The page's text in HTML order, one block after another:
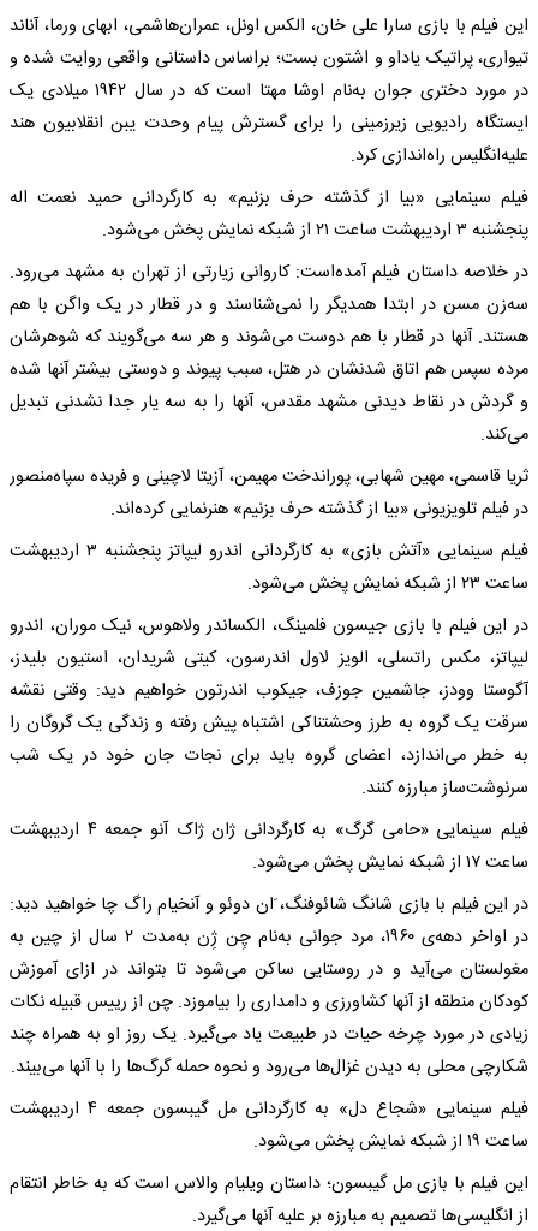
این فیلم با بازی سارا علی خان، الکس اونل، عمران‌هاشمی، ابهای ورما، آناند
تیواری، پراتیک یاداو و اشتون بست؛ براساس داستانی واقعی روایت شده‌ و
در مورد دختری جوان به‌نام اوشا مهتا است که‌ در سال ۱۹۴۲ میلادی یک
ایستگاه‌ رادیویی زیرزمینی را برای گسترش پیام وحدت یبن انقلابیون هند
علیه‌انگلیس راه‌اندازی کرد.
فیلم سینمایی «بیا از گذشته‌ حرف بزنیم» به‌ کارگردانی حمید نعمت اله
پنجشنبه‌ ۳ اردیبهشت ‌ساعت ۲۱ از شبکه‌ نمایش پخش می‌شود.
در خلاصه‌ داستان فیلم آمده‌است: کاروانی زیارتی از تهران به‌ مشهد می‌رود.
سه‌زن مسن در ابتدا همدیگر را نمی‌شناسند و در قطار در یک واگن با هم
هستند. آنها در قطار با هم دوست می‌شوند و هر سه‌ می‌گویند که‌ شوهرشان
مرده‌ سپس هم اتاق شدنشان در هتل، سبب پیوند و دوستی بیشتر آنها شده‌
و گردش در نقاط دیدنی مشهد مقدس، آنها را به‌ سه‌ یار جدا نشدنی تبدیل
می‌کند.
ثریا قاسمی، مهین شهابی، پوراندخت مهیمن، آزیتا لاچینی و فریده‌ سپاه‌منصور
در فیلم تلویزیونی «بیا از گذشته‌ حرف بزنیم» هنرنمایی کرده‌اند.
فیلم سینمایی «آتش بازی» به‌ کارگردانی اندرو لیپاتز پنجشنبه‌ ۳ اردیبهشت
‌ساعت ۲۳ از شبکه‌ نمایش پخش می‌شود.
در این فیلم با بازی جیسون فلمینگ، الکساندر ولاهوس، نیک موران، اندرو
لیپاتز، مکس راتسلی، الویز لاول اندرسون، کیتی شریدان، استیون بلیدز،
آگوستا وودز، جاشمین جوزف، جیکوب اندرتون خواهیم دید: وقتی نقشه‌
سرقت یک گروه‌ به‌ طرز وحشتناکی اشتباه‌ پیش رفته‌ و زندگی یک گروگان را
به‌ خطر می‌اندازد، اعضای گروه‌ باید برای نجات جان خود در یک شب
سرنوشت‌ساز مبارزه‌ کنند.
فیلم سینمایی «حامی‌ گرگ» به‌ کارگردانی ژان ژاک آنو جمعه‌ ۴ اردیبهشت
‌ساعت ۱۷ از شبکه‌ نمایش پخش می‌شود.
در این فیلم با بازی شانگ شائوفنگ، َان دوئو و آنخیام راگ چا خواهید دید:
در اواخر دهه‌ی ۱۹۶۰، مرد جوانی به‌نام چِن ژِن به‌مدت ۲ سال از چین به‌
مغولستان می‌آید و در روستایی ساکن می‌شود تا بتواند در ازای آموزش
کودکان منطقه‌ از آنها کشاورزی و دامداری را بیاموزد. چن از رییس قبیله‌ نکات
زیادی در مورد چرخه‌ حیات در طبیعت یاد می‌گیرد. یک روز او به‌ همراه‌ چند
شکارچی محلی به‌ دیدن غزال‌ها می‌رود و نحوه‌ حمله‌ گرگ‌ها را با آنها می‌بیند.
فیلم سینمایی «شجاع دل» به‌ کارگردانی مل گیبسون جمعه‌ ۴ اردیبهشت
‌ساعت ۱۹ از شبکه‌ نمایش پخش می‌شود.
این فیلم با بازی مل گیبسون؛ داستان ویلیام والاس است که‌ به‌ خاطر انتقام
از انگلیسی‌ها تصمیم به‌ مبارزه‌ بر علیه‌ آنها می‌گیرد.